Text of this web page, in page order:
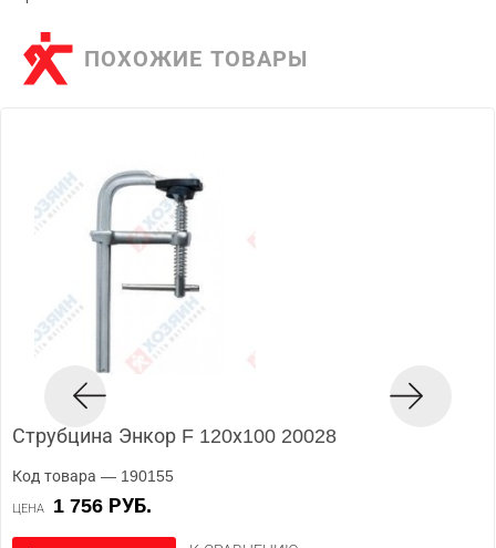
ПОХОЖИЕ ТОВАРЫ
Струбцина Энкор F 120х100 20028
Код товара — 190155
ЦЕНА 1 756 РУБ.